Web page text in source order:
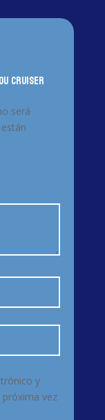
Cruiser
será
y
vez